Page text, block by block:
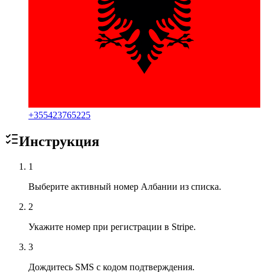
+355423765225
Инструкция
1
Выберите активный номер Албании из списка.
2
Укажите номер при регистрации в Stripe.
3
Дождитесь SMS с кодом подтверждения.